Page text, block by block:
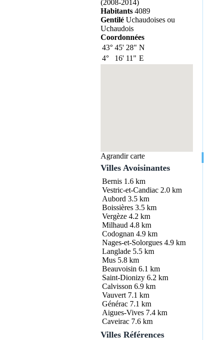
(2008-2014)
Habitants4089
GentiléUchaudoises ou
Uchaudois
Coordonnées
43° 45' 28" N
4°
16' 11" E
Agrandir carte
Villes Avoisinantes
Bernis1.6 km
Vestric-et-Candiac2.0 km
Aubord 3.5 km
Boissières3.5 km
Vergèze4.2 km
Milhaud 4.8 km
Codognan 4.9 km
Nages-et-Solorgues4.9 km
Langlade5.5 km
Mus5.8 km
Beauvoisin 6.1 km
Saint-Dionizy6.2 km
Calvisson 6.9 km
Vauvert7.1 km
Générac7.1 km
Aigues-Vives7.4 km
Caveirac7.6 km
Villes Références